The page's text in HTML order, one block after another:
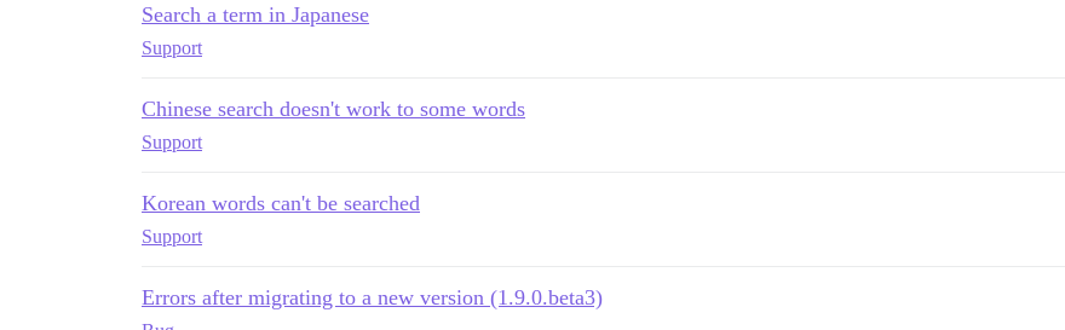
Search a term in Japanese
Support
Chinese search doesn't work to some words
Support
Korean words can't be searched
Support
Errors after migrating to a new version (1.9.0.beta3)